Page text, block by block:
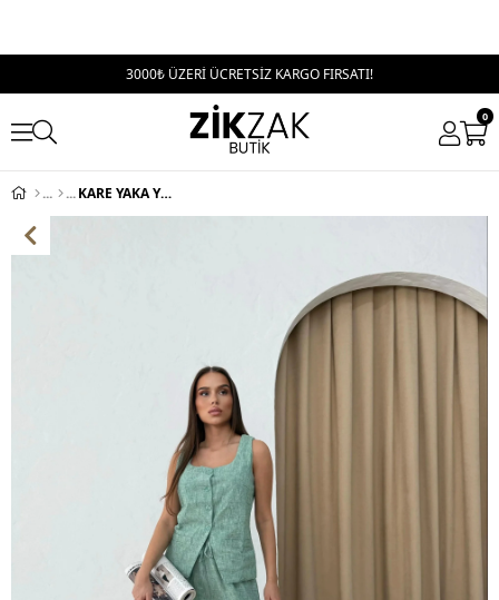
3000₺ ÜZERİ ÜCRETSİZ KARGO FIRSATI!
0
KARE YAKA YELEK VE PANTOLONLU KETEN İKİLİ TAKIM YEŞİL